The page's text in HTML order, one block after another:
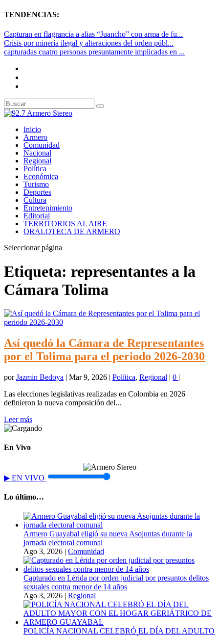
TENDENCIAS:
Capturan en flagrancia a alias “Juancho” con arma de fu...
Crisis por minería ilegal y alteraciones del orden públ...
capturadas cuatro personas presuntamente implicadas en ...
Inicio
Armero
Comunidad
Nacional
Regional
Política
Económica
Turismo
Deportes
Cultura
Entretenimiento
Editorial
TERRITORIOS AL AIRE
ORALOTECA DE ARMERO
Seleccionar página
Etiqueta: representantes a la
Cámara Tolima
Así quedó la Cámara de Representantes
por el Tolima para el periodo 2026-2030
porJazmin Bedoya | Mar 9, 2026 | Política, Regional | 0 |
Las elecciones legislativas realizadas en Colombia en 2026
definieron la nueva composición del...
Leer más
En Vivo
▶ EN VIVO
Lo último…
Armero Guayabal eligió su nueva Asojuntas durante la
jornada electoral comunal
Ago 3, 2026 | Comunidad
Capturado en Lérida por orden judicial por presuntos delitos
sexuales contra menor de 14 años
Ago 3, 2026 | Regional
POLICÍA NACIONAL CELEBRÓ EL DÍA DEL ADULTO